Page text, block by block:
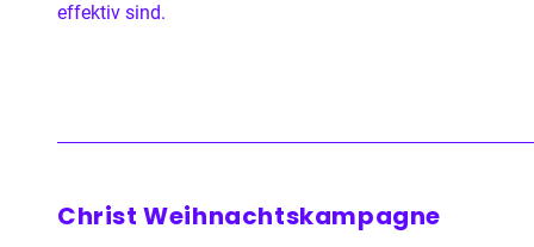
effektiv sind.
Christ Weihnachtskampagne